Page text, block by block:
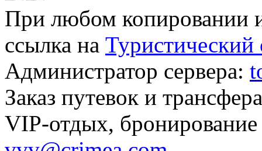
При любом копировании
ссылка на
Администратор сервера:
Заказ путевок и
VIP-отдых,